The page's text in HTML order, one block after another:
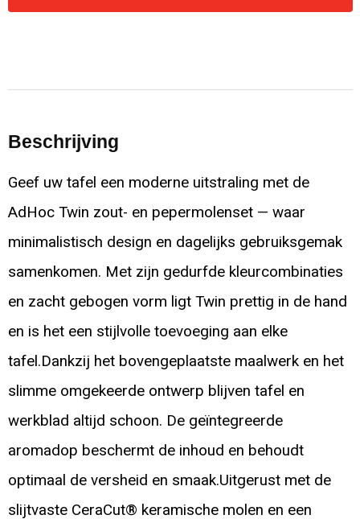
Beschrijving
Geef uw tafel een moderne uitstraling met de
AdHoc Twin zout- en pepermolenset — waar
minimalistisch design en dagelijks gebruiksgemak
samenkomen. Met zijn gedurfde kleurcombinaties
en zacht gebogen vorm ligt Twin prettig in de hand
en is het een stijlvolle toevoeging aan elke
tafel.Dankzij het bovengeplaatste maalwerk en het
slimme omgekeerde ontwerp blijven tafel en
werkblad altijd schoon. De geïntegreerde
aromadop beschermt de inhoud en behoudt
optimaal de versheid en smaak.Uitgerust met de
slijtvaste CeraCut® keramische molen en een